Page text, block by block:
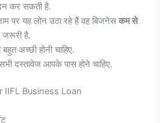
कर सकती है.
पर यह लोन उठा रहे हैं वह बिजनेसकम से
जरूरी है.
अच्छी होनी चाहिए.
दस्तावेज आपके पास होने चाहिए.
IIFL Business Loan